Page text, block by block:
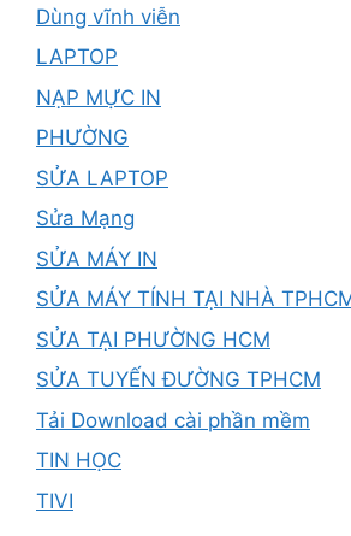
Dùng vĩnh viễn
LAPTOP
NẠP MỰC IN
PHƯỜNG
SỬA LAPTOP
Sửa Mạng
SỬA MÁY IN
SỬA MÁY TÍNH TẠI NHÀ
SỬA TẠI PHƯỜNG HCM
SỬA TUYẾN ĐƯỜNG TPHCM
Tải Download cài phần mềm
TIN HỌC
TIVI